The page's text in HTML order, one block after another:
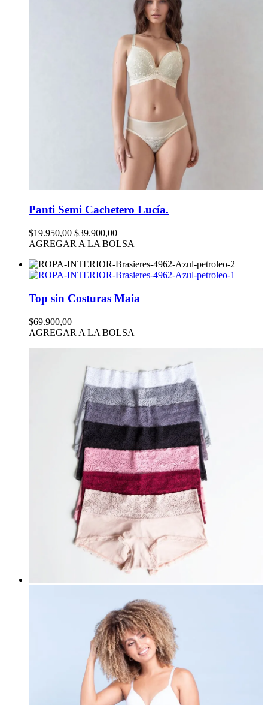
Panti Semi Cachetero Lucía.
$19.950,00 $39.900,00
AGREGAR A LA BOLSA
Top sin Costuras Maia
$69.900,00
AGREGAR A LA BOLSA